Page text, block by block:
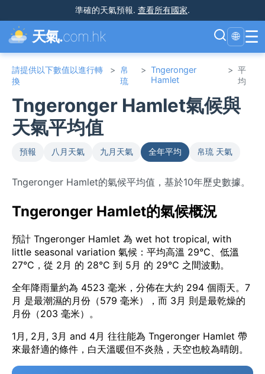
準確的天氣預報. 查看所有國家.
天氣.com.hk 🌐 ☰
請提供以下數值以進行轉
換
>
帛
琉
> Tngeronger
Hamlet
> 平
均
Tngeronger Hamlet氣候與
天氣平均值
預報 八月天氣 九月天氣 全年平均 帛琉 天氣
Tngeronger Hamlet的氣候平均值，基於10年歷史數據。
Tngeronger Hamlet的氣候概況
預計 Tngeronger Hamlet 為 wet hot tropical, with
little seasonal variation 氣候：平均高溫 29°C、低溫
27°C，從 2月 的 28°C 到 5月 的 29°C 之間波動。
全年降雨量約為 4523 毫米，分佈在大約 294 個雨天。7
月 是最潮濕的月份（579 毫米），而 3月 則是最乾燥的
月份（203 毫米）。
1月, 2月, 3月 and 4月 往往能為 Tngeronger Hamlet 帶
來最舒適的條件，白天溫暖但不炎熱，天空也較為晴朗。